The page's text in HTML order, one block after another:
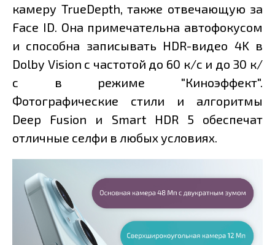
камеру TrueDepth, также отвечающую за
Face ID. Она примечательна автофокусом
и способна записывать HDR-видео 4K в
Dolby Vision с частотой до 60 к/с и до 30 к/
с в режиме "Киноэффект".
Фотографические стили и алгоритмы
Deep Fusion и Smart HDR 5 обеспечат
отличные селфи в любых условиях.